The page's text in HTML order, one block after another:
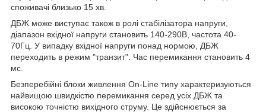
споживачі близько 15 хв.
ДБЖ може виступає також в ролі стабілізатора напруги,
діапазон вхідної напруги становить 140-290В, частота 40-
70Гц. У випадку вхідної напруги понад нормою, ДБЖ
переходить в режим "транзит". Час перемикання становить 4
мс.
Безперебійні блоки живлення On-Line типу характеризуються
найвищою швидкістю перемикання серед усіх ДБЖ та
високою точністю вихідного струму. Це здійснюється за